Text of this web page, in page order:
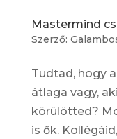
Mastermind
Szerző:
Tudtad, hogy
átlaga vagy,
körülötted?
is ők.